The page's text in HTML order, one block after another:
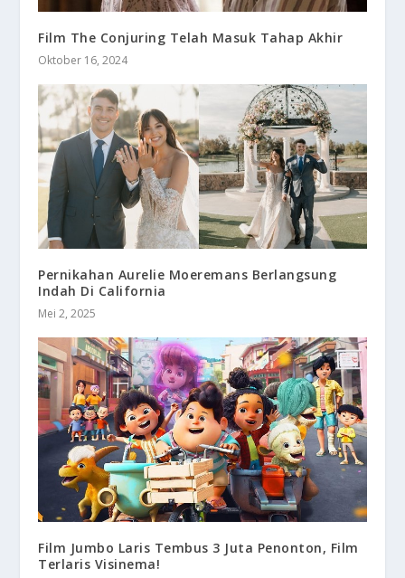
Film The Conjuring Telah Masuk Tahap Akhir
Oktober 16, 2024
Pernikahan Aurelie Moeremans Berlangsung
Indah Di California
Mei 2, 2025
Film Jumbo Laris Tembus 3 Juta Penonton, Film
Terlaris Visinema!